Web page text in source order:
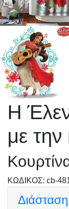
Η
με την
KΩΔΙΚΟΣ: cb-